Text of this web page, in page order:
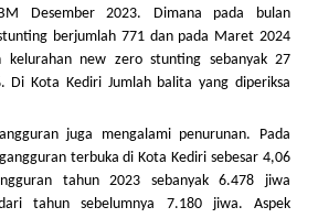
Desember 2023. Dimana pada bulan
berjumlah 771 dan pada Maret 2024
kelurahan new zero stunting sebanyak 27
Di Kota Kediri Jumlah balita yang diperiksa
juga mengalami penurunan. Pada
terbuka di Kota Kediri sebesar 4,06
tahun 2023 sebanyak 6.478 jiwa
tahun sebelumnya 7.180 jiwa. Aspek